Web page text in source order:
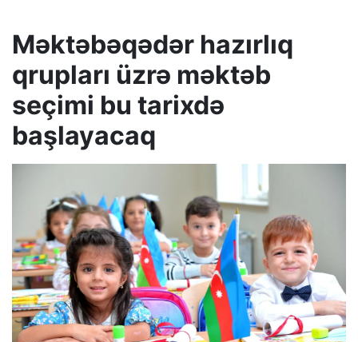
Məktəbəqədər hazırlıq
qrupları üzrə məktəb
seçimi bu tarixdə
başlayacaq